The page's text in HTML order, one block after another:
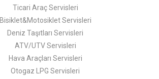
Ticari Araç Servisleri
Bisiklet&Motosiklet Servisleri
Deniz Taşıtları Servisleri
ATV/UTV Servisleri
Hava Araçları Servisleri
Otogaz LPG Servisleri